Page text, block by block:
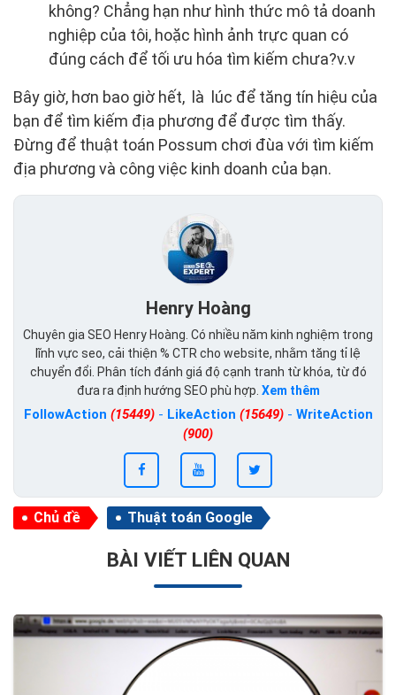
không? Chẳng hạn như hình thức mô tả doanh
nghiệp của tôi, hoặc hình ảnh trực quan có
đúng cách để tối ưu hóa tìm kiếm chưa?v.v
Bây giờ, hơn bao giờ hết, là lúc để tăng tín hiệu của
bạn để tìm kiếm địa phương để được tìm thấy.
Đừng để thuật toán Possum chơi đùa với tìm kiếm
địa phương và công việc kinh doanh của bạn.
Henry Hoàng
Chuyên gia SEO Henry Hoàng. Có nhiều năm kinh nghiệm trong
lĩnh vực seo, cải thiện % CTR cho website, nhằm tăng tỉ lệ
chuyển đổi. Phân tích đánh giá độ cạnh tranh từ khóa, từ đó
đưa ra định hướng SEO phù hợp. Xem thêm
FollowAction (15449)- LikeAction (15649)- WriteAction
(900)
Chủ đề Thuật toán Google
BÀI VIẾT LIÊN QUAN